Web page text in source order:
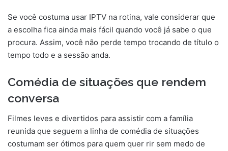
Se você costuma usar IPTV na rotina, vale considerar que
a escolha fica ainda mais fácil quando você já sabe o que
procura. Assim, você não perde tempo trocando de título o
tempo todo e a sessão anda.
Comédia de situações que rendem
conversa
Filmes leves e divertidos para assistir com a família
reunida que seguem a linha de comédia de situações
costumam ser ótimos para quem quer rir sem medo de